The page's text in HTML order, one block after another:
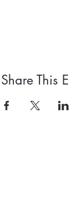
Share This